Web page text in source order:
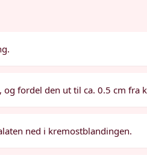
fordel den ut til ca. 0.5 cm fra
ned i kremostblandingen.